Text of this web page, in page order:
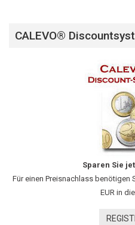
CALEVO®
Sparen Sie
Für einen Preisnachlass benötigen
EUR in